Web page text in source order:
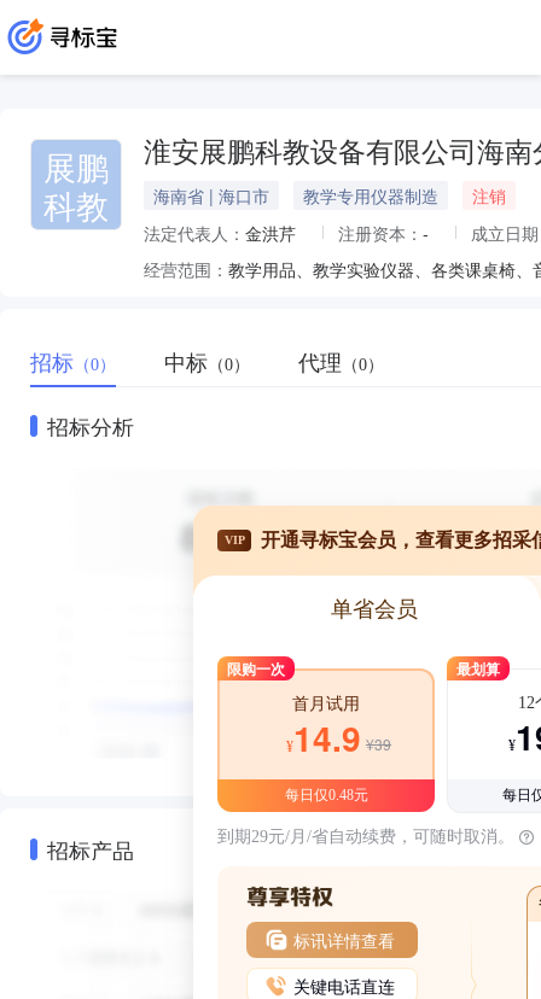
展鹏
科教
淮安展鹏科教设备有限公司海南
海南省 | 海口市 教学专用仪器制造
注销
法定代表人： 金洪芹 注册资本： -
成立日
经营范围：
招标 （0） 中标 （0） 代理 （0）
招标分析
招标产品
VIP 开通寻标宝会员，查看更多招采
单省会员
限购一次
首月试用
¥14.9 ¥39
每日仅0.48元
最划算
12
¥
每日
到期29元/月/省自动续费，可随时取消。
标讯详情查看
关键电话直连